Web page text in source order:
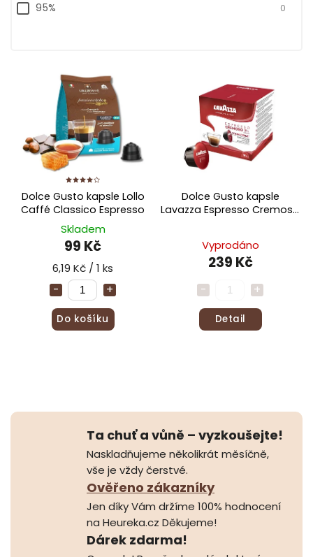
95% 0
Dolce Gusto kapsle Lollo
Caffé Classico Espresso
Skladem
99 Kč
6,19 Kč / 1 ks
Do košíku
Dolce Gusto kapsle
Lavazza Espresso Cremoso
Vyprodáno
239 Kč
Detail
Ta chuť a vůně – vyzkoušejte!
Naskladňujeme několikrát měsíčně,
vše je vždy čerstvé.
Ověřeno zákazníky
Jen díky Vám držíme 100% hodnocení
na Heureka.cz Děkujeme!
Dárek zdarma!